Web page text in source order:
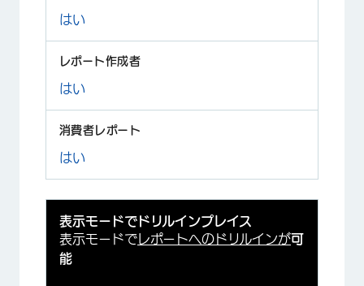
はい
はい
はい
表示モードでドリルインプレイス
表示モードで レポートへのドリルインが可
能